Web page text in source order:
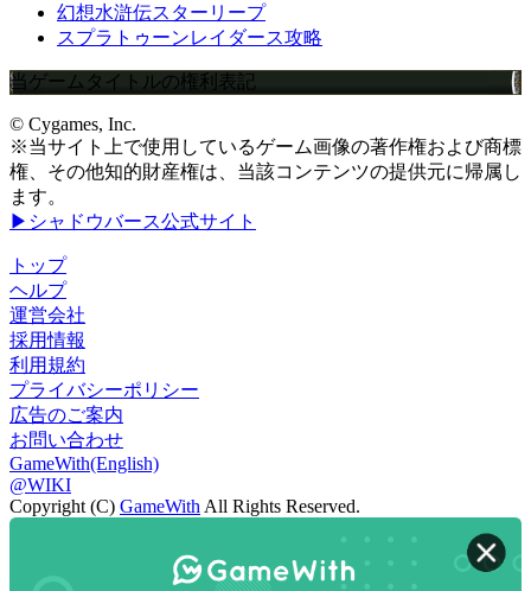
幻想水滸伝スターリープ
スプラトゥーンレイダース攻略
当ゲームタイトルの権利表記
© Cygames, Inc.
※当サイト上で使用しているゲーム画像の著作権および商標
権、その他知的財産権は、当該コンテンツの提供元に帰属し
ます。
▶シャドウバース公式サイト
トップ
ヘルプ
運営会社
採用情報
利用規約
プライバシーポリシー
広告のご案内
お問い合わせ
GameWith(English)
@WIKI
Copyright (C) GameWith All Rights Reserved.